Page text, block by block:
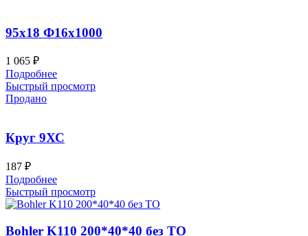
95х18 Ф16х1000
1 065 ₽
Подробнее
Быстрый просмотр
Продано
Круг 9ХС
187 ₽
Подробнее
Быстрый просмотр
Bohler K110 200*40*40 без ТО